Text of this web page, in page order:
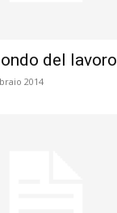
del lavoro
2014